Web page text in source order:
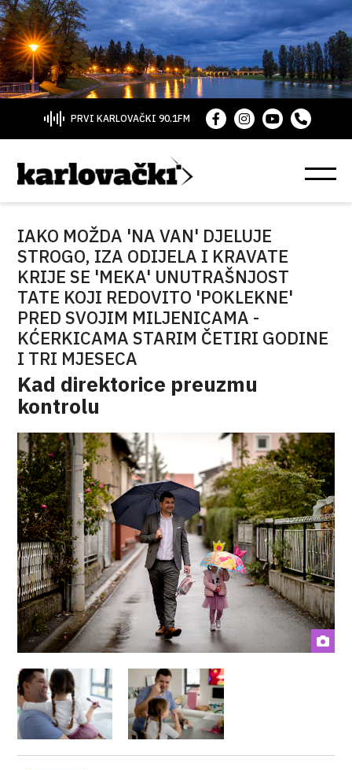
PRVI KARLOVAČKI 90.1FM
IAKO MOŽDA 'NA VAN' DJELUJE
STROGO, IZA ODIJELA I KRAVATE
KRIJE SE 'MEKA' UNUTRAŠNJOST
TATE KOJI REDOVITO 'POKLEKNE'
PRED SVOJIM MILJENICAMA -
KĆERKICAMA STARIM ČETIRI GODINE
I TRI MJESECA
Kad direktorice preuzmu
kontrolu